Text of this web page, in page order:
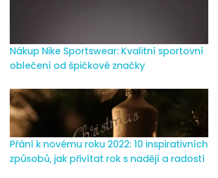
Nákup Nike Sportswear: Kvalitní sportovní
oblečení od špičkové značky
Přání k novému roku 2022: 10 inspirativních
způsobů, jak přivítat rok s nadějí a radostí